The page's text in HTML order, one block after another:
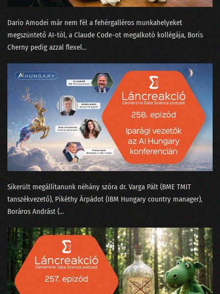
159 - Nagy megmondások a dataSTREAM 2024 farvizén
158 - Bál volt az Operában, BASIC-ben
157 - Robotkapitányok a rumoshordón ülve
156 - Nem csak Budapestről indulhatnak világcégek
155 - A konzumidiotizmus találkozása az MI-vel
154 - Fogunk-e mindnyájan venni atyáskodó elektromos autókat?
153 - A háromtest probléma a Netflixen
151 - Bukott Tesla és halott Lou Reed
150 - Megszabadulunk-e a SORA-val a hollywoodi színészektől?
149 - A világnak kellenek a bullshit melók!
148 - Mitől hagyja abba a ChatGPT a hallucinálást?
147 - A véleménykutatás jól van, pedig zombik tépik
146 - Mi köze Taylor Swiftnek a Nagy Nyelvi Modellekhez?
145 - Van-e még jövője a közvéleménykutatásnak?
Dario Amodei már nem fél a fehérgalléros munkahelyeket
megszüntető AI-tól⁠, a Claude Code-ot megalkotó kollégája, ⁠Boris
Cherny pedig azzal flexel⁠...
Sikerült megállítanunk néhány szóra ⁠dr. Varga Pál⁠t (BME TMIT
tanszékvezető), Pikéthy Árpád⁠⁠ot (IBM Hungary country manager),
⁠Boráros András⁠t (...